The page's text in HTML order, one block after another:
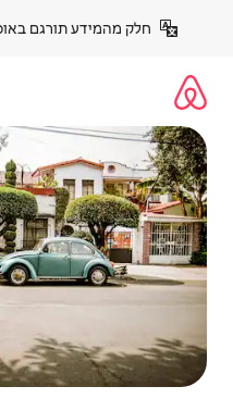
אוטומטי. להצגה בשפת המקור